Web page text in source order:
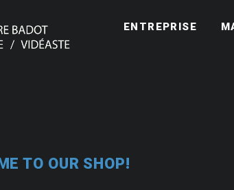
ENTREPRISE
TO OUR SHOP!